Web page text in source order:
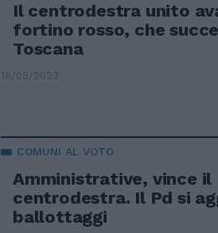
Il centrodestra unito
fortino rosso, che
Toscana
16/05/2023
COMUNI AL VOTO
Amministrative, vince il
centrodestra. Il Pd si
ballottaggi